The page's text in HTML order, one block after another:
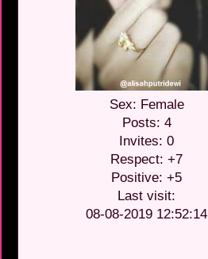
Sex: Female
Posts: 4
Invites: 0
Respect: +7
Positive: +5
Last visit:
08-08-2019 12:52:14